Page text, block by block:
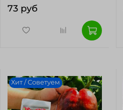
73 руб
Хит / Советуем